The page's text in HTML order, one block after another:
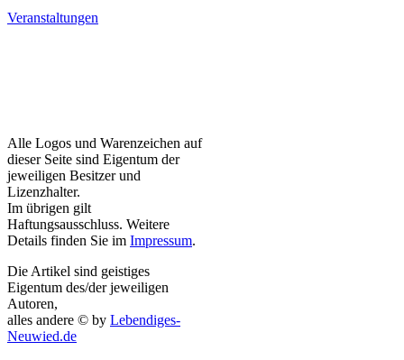
Veranstaltungen
Alle Logos und Warenzeichen auf
dieser Seite sind Eigentum der
jeweiligen Besitzer und
Lizenzhalter.
Im übrigen gilt
Haftungsausschluss. Weitere
Details finden Sie im Impressum.
Die Artikel sind geistiges
Eigentum des/der jeweiligen
Autoren,
alles andere © by Lebendiges-
Neuwied.de